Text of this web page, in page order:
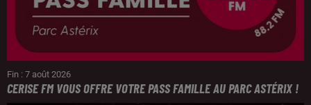
Fin : 7 août 2026
CERISE FM VOUS OFFRE VOTRE PASS FAMILLE AU PARC ASTÉRIX !